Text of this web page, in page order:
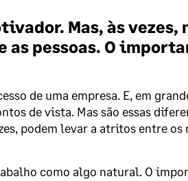
Mas, às vezes,
pessoas. O
de uma empresa. E, em
de vista. Mas são essas
podem levar a atritos entre os
como algo natural. O